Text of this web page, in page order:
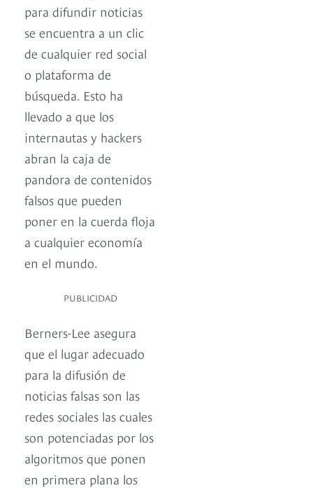
para difundir noticias
se encuentra a un clic
de cualquier red social
o plataforma de
búsqueda. Esto ha
llevado a que los
internautas y hackers
abran la caja de
pandora de contenidos
falsos que pueden
poner en la cuerda floja
a cualquier economía
en el mundo.
PUBLICIDAD
Berners-Lee asegura
que el lugar adecuado
para la difusión de
noticias falsas son las
redes sociales las cuales
son potenciadas por los
algoritmos que ponen
en primera plana los